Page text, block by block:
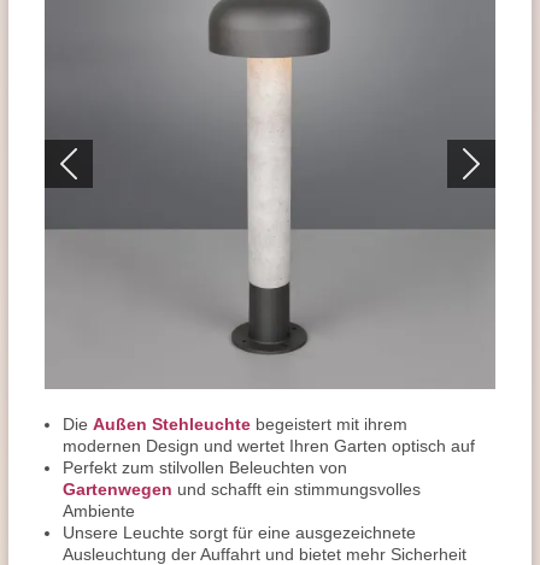
Die Außen Stehleuchte begeistert mit ihrem
modernen Design und wertet Ihren Garten optisch auf
Perfekt zum stilvollen Beleuchten von
Gartenwegen und schafft ein stimmungsvolles
Ambiente
Unsere Leuchte sorgt für eine ausgezeichnete
Ausleuchtung der Auffahrt und bietet mehr Sicherheit